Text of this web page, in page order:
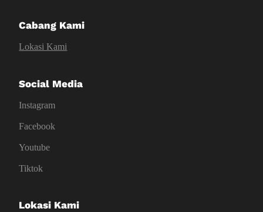
Cabang Kami
Lokasi Kami
Social Media
Instagram
Facebook
Youtube
Tiktok
Lokasi Kami